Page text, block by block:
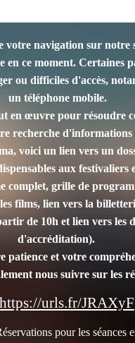
votre navigation sur notre
en ce moment. Certaines
ou difficiles d'accès,
un téléphone mobile.
en œuvre pour résoudre
recherche d'informations
voici un lien vers un
aux festivaliers
complet, grille de
films, lien vers la
de 10h et lien vers les
d'accréditation).
patience et votre
nous suivre sur les
urls.fr/JRAXyF
pour les séances